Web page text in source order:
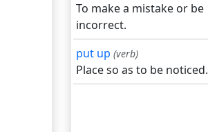
To make a mistake or be
incorrect.
put up (verb)
Place so as to be noticed.